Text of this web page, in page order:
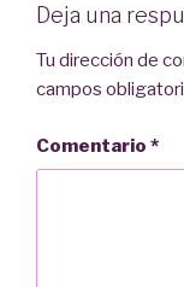
Deja una
Tu dirección de
campos
Comentario *